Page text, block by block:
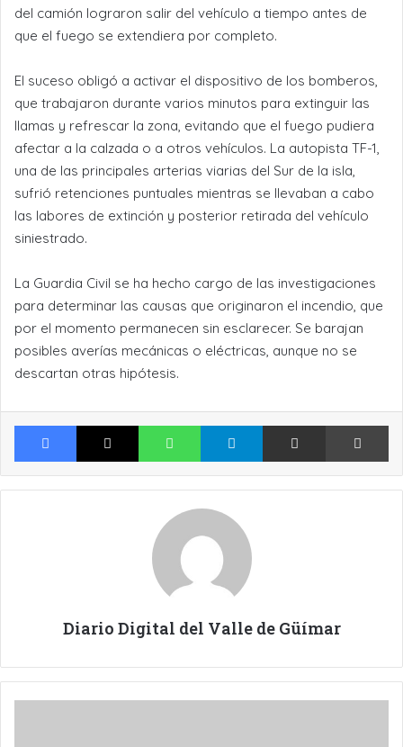
del camión lograron salir del vehículo a tiempo antes de
que el fuego se extendiera por completo.
El suceso obligó a activar el dispositivo de los bomberos,
que trabajaron durante varios minutos para extinguir las
llamas y refrescar la zona, evitando que el fuego pudiera
afectar a la calzada o a otros vehículos. La autopista TF-1,
una de las principales arterias viarias del Sur de la isla,
sufrió retenciones puntuales mientras se llevaban a cabo
las labores de extinción y posterior retirada del vehículo
siniestrado.
La Guardia Civil se ha hecho cargo de las investigaciones
para determinar las causas que originaron el incendio, que
por el momento permanecen sin esclarecer. Se barajan
posibles averías mecánicas o eléctricas, aunque no se
descartan otras hipótesis.
Facebook X WhatsApp Telegram Compartir por Email
Diario Digital del Valle de Güímar